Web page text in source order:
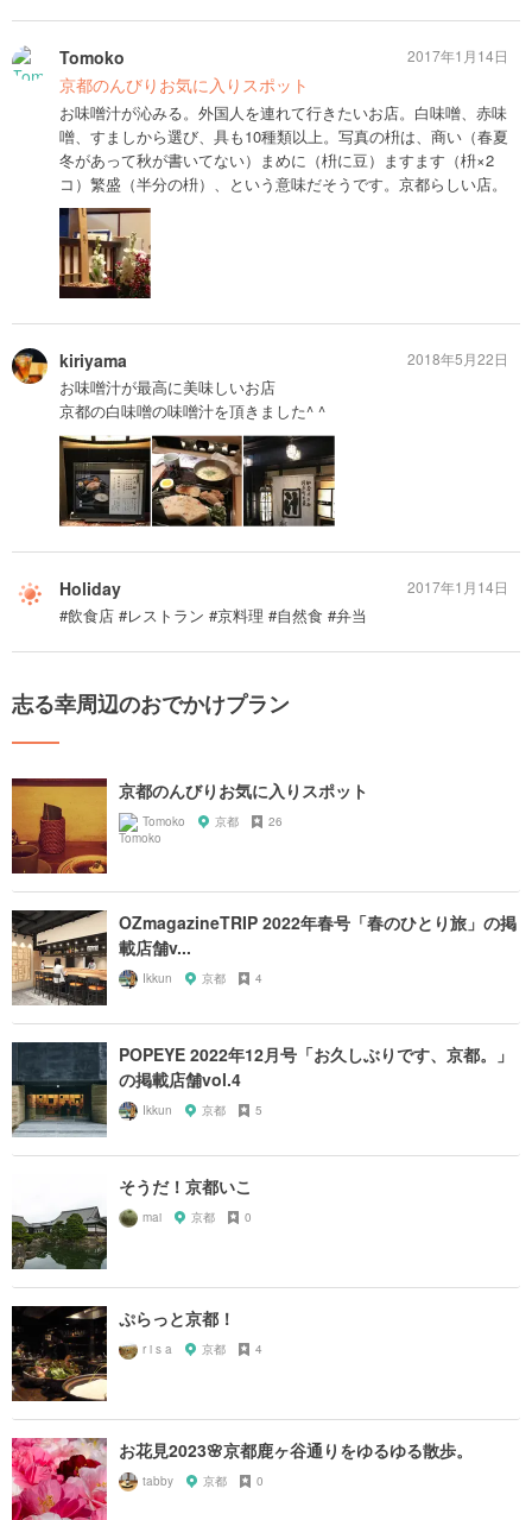
Tomoko
京都のんびりお気に入りスポット
お味噌汁が沁みる。外国人を連れて行きたいお店。白味噌、赤味
噌、すましから選び、具も10種類以上。写真の枡は、商い（春夏
冬があって秋が書いてない）まめに（枡に豆）ますます（枡×2
コ）繁盛（半分の枡）、という意味だそうです。京都らしい店。
2017年1月14日
kiriyama
お味噌汁が最高に美味しいお店
京都の白味噌の味噌汁を頂きました^ ^
2018年5月22日
Holiday
#飲食店 #レストラン #京料理 #自然食 #弁当
2017年1月14日
志る幸周辺のおでかけプラン
京都のんびりお気に入りスポット
Tomoko 京都 26
OZmagazineTRIP 2022年春号「春のひとり旅」の掲
載店舗v...
Ikkun 京都 4
POPEYE 2022年12月号「お久しぶりです、京都。」
の掲載店舗vol.4
Ikkun 京都 5
そうだ！京都いこ
mai 京都 0
ぷらっと京都！
r i s a 京都 4
お花見2023🌸京都鹿ヶ谷通りをゆるゆる散歩。
tabby 京都 0